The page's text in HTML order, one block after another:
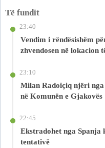
Të fundit
23:40
Vendim i rëndësishëm
zhvendosen në lokacion
23:10
Milan Radoiçiq njëri
në Komunën e Gjakovës
22:45
Ekstradohet nga
tentativë